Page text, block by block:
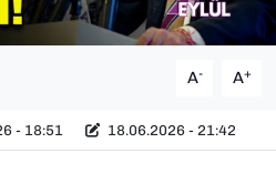
A- A+
- 18:51 18.06.2026 - 21:42